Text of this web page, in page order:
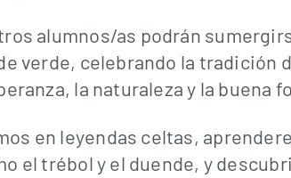
alumnos/as podrán
verde, celebrando la tradición
la naturaleza y la buena
en leyendas celtas,
el trébol y el duende, y